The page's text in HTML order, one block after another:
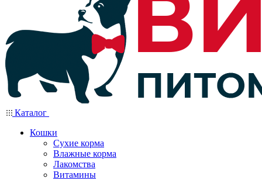
Каталог
Кошки
Сухие корма
Влажные корма
Лакомства
Витамины